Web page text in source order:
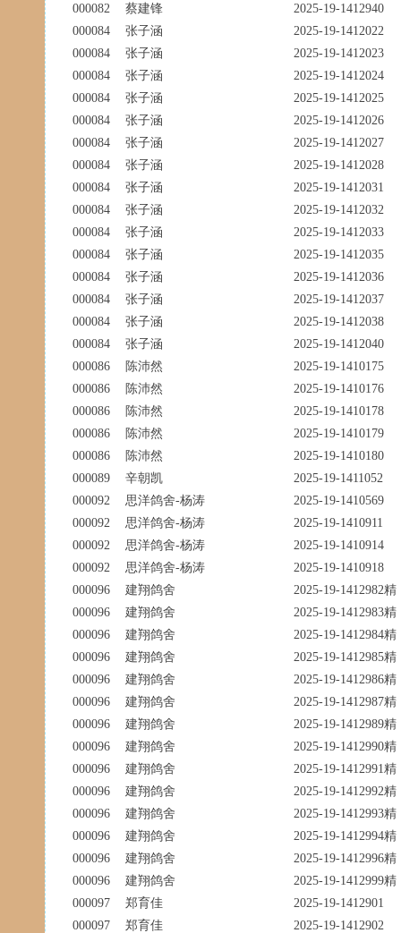
000082
蔡建锋
2025-19-1412940
000084
张子涵
2025-19-1412022
000084
张子涵
2025-19-1412023
000084
张子涵
2025-19-1412024
000084
张子涵
2025-19-1412025
000084
张子涵
2025-19-1412026
000084
张子涵
2025-19-1412027
000084
张子涵
2025-19-1412028
000084
张子涵
2025-19-1412031
000084
张子涵
2025-19-1412032
000084
张子涵
2025-19-1412033
000084
张子涵
2025-19-1412035
000084
张子涵
2025-19-1412036
000084
张子涵
2025-19-1412037
000084
张子涵
2025-19-1412038
000084
张子涵
2025-19-1412040
000086
陈沛然
2025-19-1410175
000086
陈沛然
2025-19-1410176
000086
陈沛然
2025-19-1410178
000086
陈沛然
2025-19-1410179
000086
陈沛然
2025-19-1410180
000089
辛朝凯
2025-19-1411052
000092
思洋鸽舍-杨涛
2025-19-1410569
000092
思洋鸽舍-杨涛
2025-19-1410911
000092
思洋鸽舍-杨涛
2025-19-1410914
000092
思洋鸽舍-杨涛
2025-19-1410918
000096
建翔鸽舍
2025-19-1412982精
000096
建翔鸽舍
2025-19-1412983精
000096
建翔鸽舍
2025-19-1412984精
000096
建翔鸽舍
2025-19-1412985精
000096
建翔鸽舍
2025-19-1412986精
000096
建翔鸽舍
2025-19-1412987精
000096
建翔鸽舍
2025-19-1412989精
000096
建翔鸽舍
2025-19-1412990精
000096
建翔鸽舍
2025-19-1412991精
000096
建翔鸽舍
2025-19-1412992精
000096
建翔鸽舍
2025-19-1412993精
000096
建翔鸽舍
2025-19-1412994精
000096
建翔鸽舍
2025-19-1412996精
000096
建翔鸽舍
2025-19-1412999精
000097
郑育佳
2025-19-1412901
000097
郑育佳
2025-19-1412902